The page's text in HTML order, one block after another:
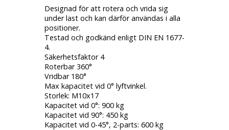
Designad för att rotera och vrida sig
under last och kan därför användas i alla
positioner.
Testad och godkänd enligt DIN EN 1677-
4.
Säkerhetsfaktor 4
Roterbar 360°
Vridbar 180°
Max kapacitet vid 0° lyftvinkel.
Storlek: M10x17
Kapacitet vid 0°: 900 kg
Kapacitet vid 90°: 450 kg
Kapacitet vid 0-45°, 2-parts: 600 kg